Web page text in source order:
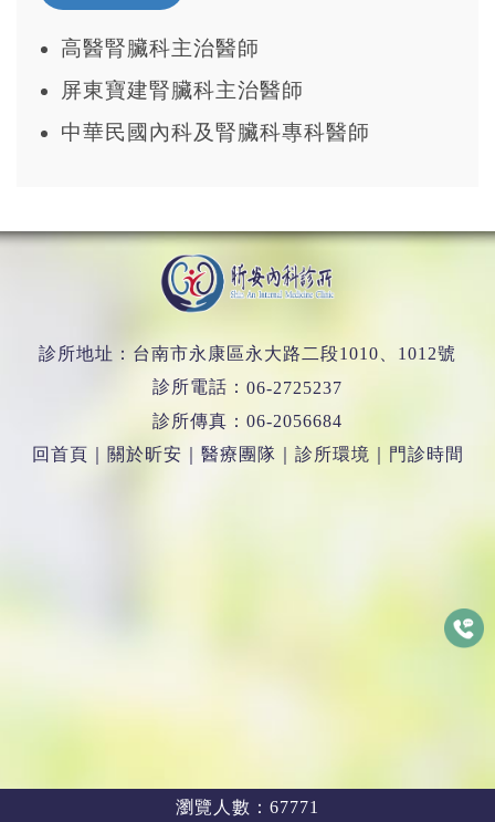
高醫腎臟科主治醫師
屏東寶建腎臟科主治醫師
中華民國內科及腎臟科專科醫師
診所地址：台南市永康區永大路二段1010、1012號
診所電話： 06-2725237
診所傳真：06-2056684
回首頁
關於昕安 醫療團隊 診所環境 門診時間
瀏覽人數：67771